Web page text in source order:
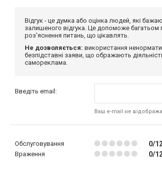
Відгук - це думка або оцінка людей, які
залишеного відгука. Це допоможе багатьом
роз'яснення питань, що цікавлять.
Не дозволяється: використання
безпідставні заяви, що ображають
самореклама.
Введіть email:
Ваш e-mail не
Обслуговування 0/
Враження 0/